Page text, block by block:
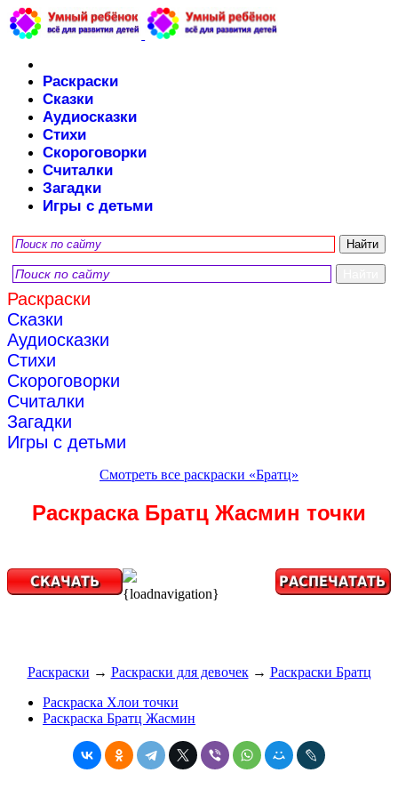
Раскраски
Сказки
Аудиосказки
Стихи
Скороговорки
Считалки
Загадки
Игры с детьми
Раскраски
Сказки
Аудиосказки
Стихи
Скороговорки
Считалки
Загадки
Игры с детьми
Смотреть все раскраски «Братц»
Раскраска Братц Жасмин точки
{loadnavigation}
Раскраски → Раскраски для девочек→ Раскраски Братц
Раскраска Хлои точки
Раскраска Братц Жасмин